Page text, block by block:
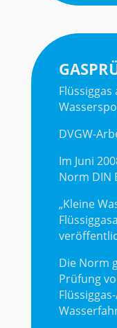
DVGW-
Im Juni
Norm DIN
„Kleine
Die Norm
Prüfung